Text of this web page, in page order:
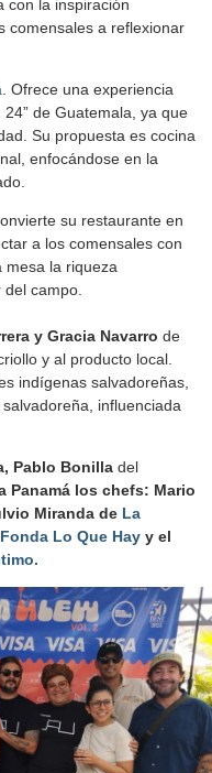
con la inspiración
comensales a reflexionar
. Ofrece una experiencia
de Guatemala, ya que
Su propuesta es cocina
enfocándose en la
su restaurante en
a los comensales con
mesa la riqueza
campo.
y Gracia Navarro de
y al producto local.
indígenas salvadoreñas,
influenciada
Pablo Bonilla del
Panamá los chefs: Mario
Miranda de La
Fonda Lo Que Hay y el